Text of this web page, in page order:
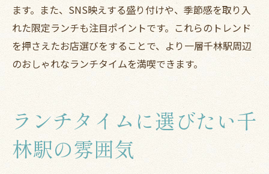
ます。また、SNS映えする盛り付けや、季節感を取り入
れた限定ランチも注目ポイントです。これらのトレンド
を押さえたお店選びをすることで、より一層千林駅周辺
のおしゃれなランチタイムを満喫できます。
ランチタイムに選びたい千
林駅の雰囲気